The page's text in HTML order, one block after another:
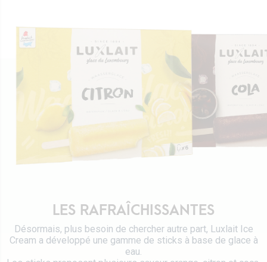
Recettes
Travailler chez Luxlait
Vitarium
Restaurant Molkerei
Contactez-nous
Fromages
Yaourts du Luxembourg
Desserts lactés
Glaces
Biscuits
Catalogue
Emballages Tetra Pak
Service commercial
LES RAFRAÎCHISSANTES
Désormais, plus besoin de chercher autre part, Luxlait Ice
Cream a développé une gamme de sticks à base de glace à
eau.